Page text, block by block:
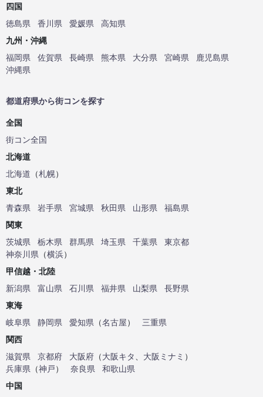
四国
徳島県
香川県 愛媛県
高知県
九州・沖縄
福岡県
佐賀県 長崎県 熊本県 大分県 宮崎県
鹿児島県
沖縄県
都道府県から街コンを探す
全国
街コン全国
北海道
北海道 （札幌）
東北
青森県
岩手県 宮城県 秋田県 山形県
福島県
関東
茨城県
栃木県 群馬県 埼玉県 千葉県
東京都
神奈川県 （横浜）
甲信越・北陸
新潟県
富山県 石川県 福井県 山梨県
長野県
東海
岐阜県
静岡県 愛知県 （名古屋）
三重県
関西
滋賀県
京都府 大阪府 （大阪キタ 大阪ミナミ ）
兵庫県 （神戸） 奈良県
和歌山県
中国